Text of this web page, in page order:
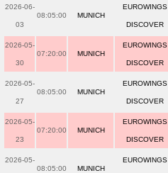
2026-06-
03
08:05:00 MUNICH
EUROWINGS
DISCOVER
2026-05-
30
07:20:00 MUNICH
EUROWINGS
DISCOVER
2026-05-
27
08:05:00 MUNICH
EUROWINGS
DISCOVER
2026-05-
23
07:20:00 MUNICH
EUROWINGS
DISCOVER
2026-05-
08:05:00 MUNICH
EUROWINGS